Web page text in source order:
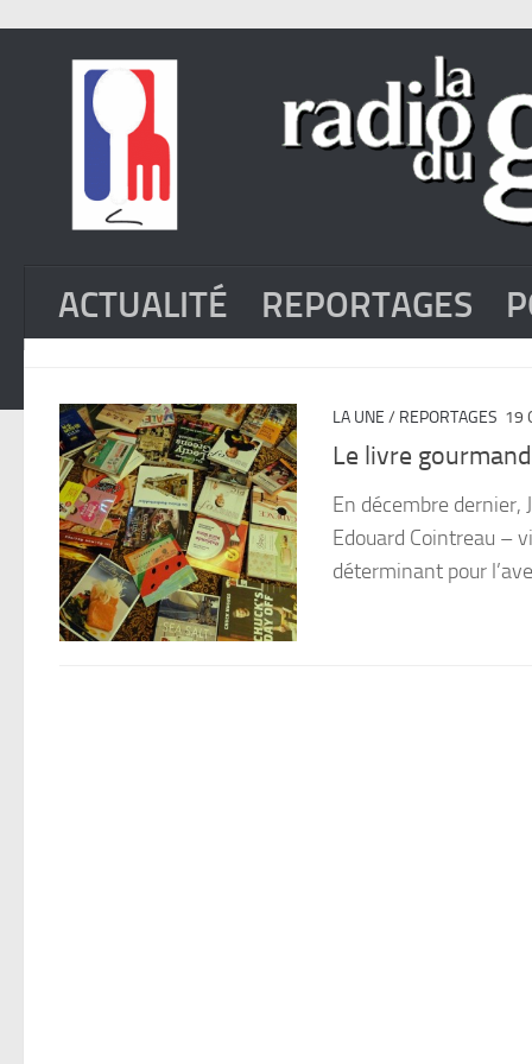
ACTUALITÉ REPORTAGES
LA UNE / REPORTAGES 19
Le livre
En décembre dernier,
Edouard Cointreau –
déterminant pour